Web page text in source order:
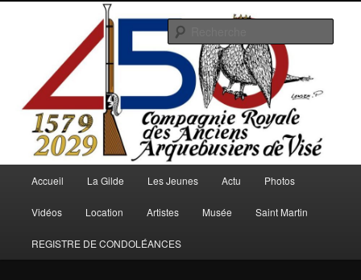
Arquebusiers.eu
Accueil La Gilde Les Jeunes Actu Photos
Vidéos Location Artistes Musée Saint Martin
REGISTRE DE CONDOLÉANCES